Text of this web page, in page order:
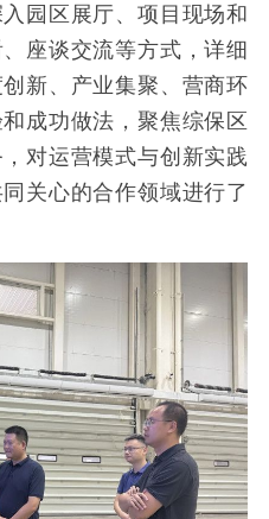
园区展厅、项目现场和
座谈交流等方式，详细
新、产业集聚、营商环
成功做法，聚焦综保区
对运营模式与创新实践
关心的合作领域进行了